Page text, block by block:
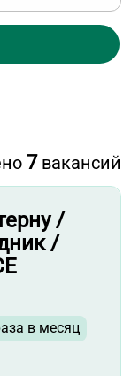
7вакансий
/
/
в месяц